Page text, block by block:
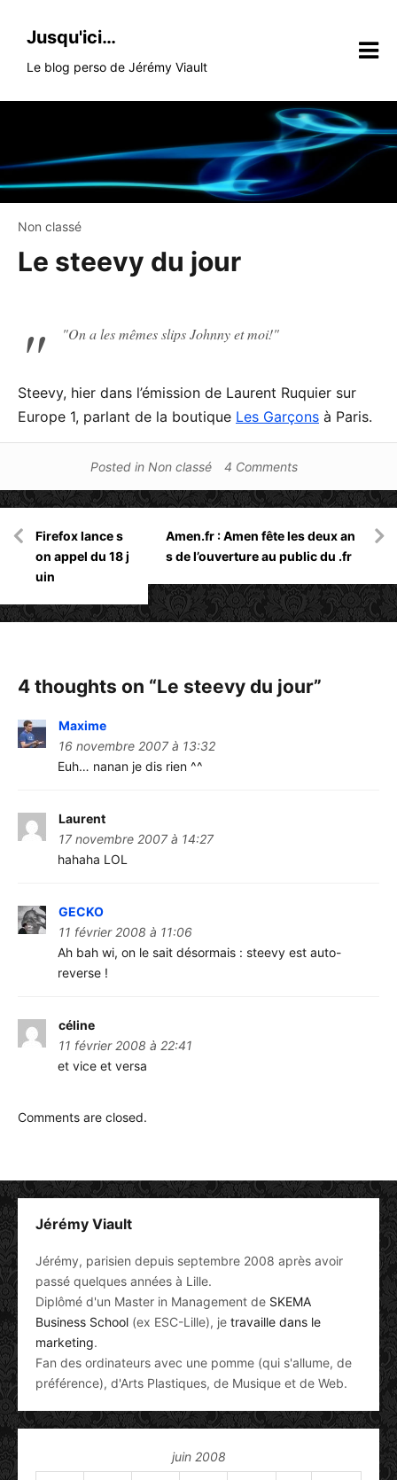
Jusqu'ici…
Le blog perso de Jérémy Viault
Non classé
Le steevy du jour
On a les mêmes slips Johnny et moi!
Steevy, hier dans l’émission de Laurent Ruquier sur
Europe 1, parlant de la boutique Les Garçons à Paris.
Posted in Non classé 4 Comments
de
l’article
Firefox lance s
on appel du 18 j
uin
Amen.fr : Amen fête les deux an
s de l’ouverture au public du .fr
4 thoughts on “Le steevy du jour”
Maxime
16 novembre 2007 à 13:32
Euh… nanan je dis rien ^^
Laurent
17 novembre 2007 à 14:27
hahaha LOL
GECKO
11 février 2008 à 11:06
Ah bah wi, on le sait désormais : steevy est auto-
reverse !
céline
11 février 2008 à 22:41
et vice et versa
Comments are closed.
Jérémy Viault
Jérémy, parisien depuis septembre 2008 après avoir
passé quelques années à Lille.
Diplômé d'un Master in Management de SKEMA
Business School (ex ESC-Lille), je travaille dans le
marketing.
Fan des ordinateurs avec une pomme (qui s'allume, de
préférence), d'Arts Plastiques, de Musique et de Web.
juin 2008